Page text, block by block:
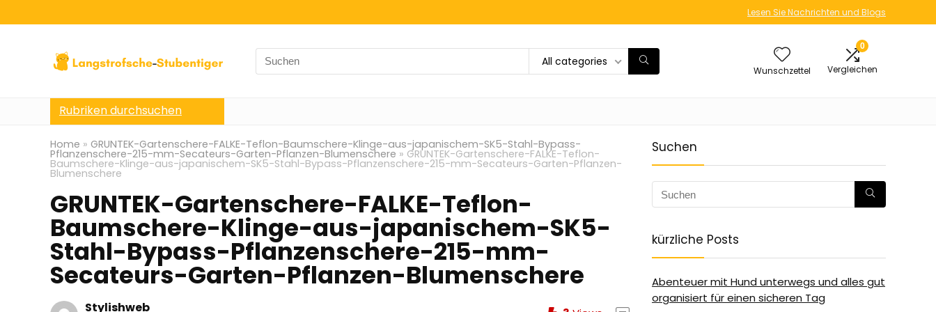
Lesen Sie Nachrichten und Blogs
Search
for:
All categories
Wunschzettel
0
Vergleichen
Rubriken durchsuchen
Home » GRUNTEK-Gartenschere-FALKE-Teflon-Baumschere-Klinge-aus-japanischem-SK5-Stahl-Bypass-
Pflanzenschere-215-mm-Secateurs-Garten-Pflanzen-Blumenschere » GRUNTEK-Gartenschere-FALKE-Teflon-
Baumschere-Klinge-aus-japanischem-SK5-Stahl-Bypass-Pflanzenschere-215-mm-Secateurs-Garten-Pflanzen-
Blumenschere
GRUNTEK-Gartenschere-FALKE-Teflon-
Baumschere-Klinge-aus-japanischem-SK5-
Stahl-Bypass-Pflanzenschere-215-mm-
Secateurs-Garten-Pflanzen-Blumenschere
Stylishweb
Suchen
kürzliche Posts
Abenteuer mit Hund unterwegs und alles gut
organisiert für einen sicheren Tag